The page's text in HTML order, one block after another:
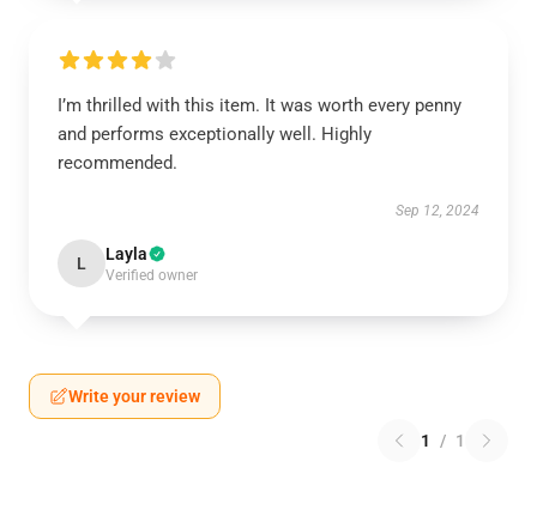
I’m thrilled with this item. It was worth every penny
and performs exceptionally well. Highly
recommended.
Sep 12, 2024
L Layla
Verified owner
Write your review
1 / 1